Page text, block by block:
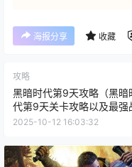
海报分享 收藏
攻略
黑暗时代第9天攻略（黑暗
代第9天关卡攻略以及最强
队的组建技巧）
2025-10-12 16:03:32